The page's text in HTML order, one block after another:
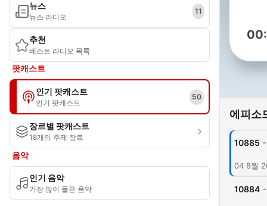
뉴스
뉴스 라디오
11
추천
베스트 라디오 목록
팟캐스트
인기 팟캐스트
인기 팟캐스트
50
장르별 팟캐스트
18개의 주제 장르
음악
인기 음악
가장 많이 들은 음악
에피소
10885 -
04 8월
10884 -